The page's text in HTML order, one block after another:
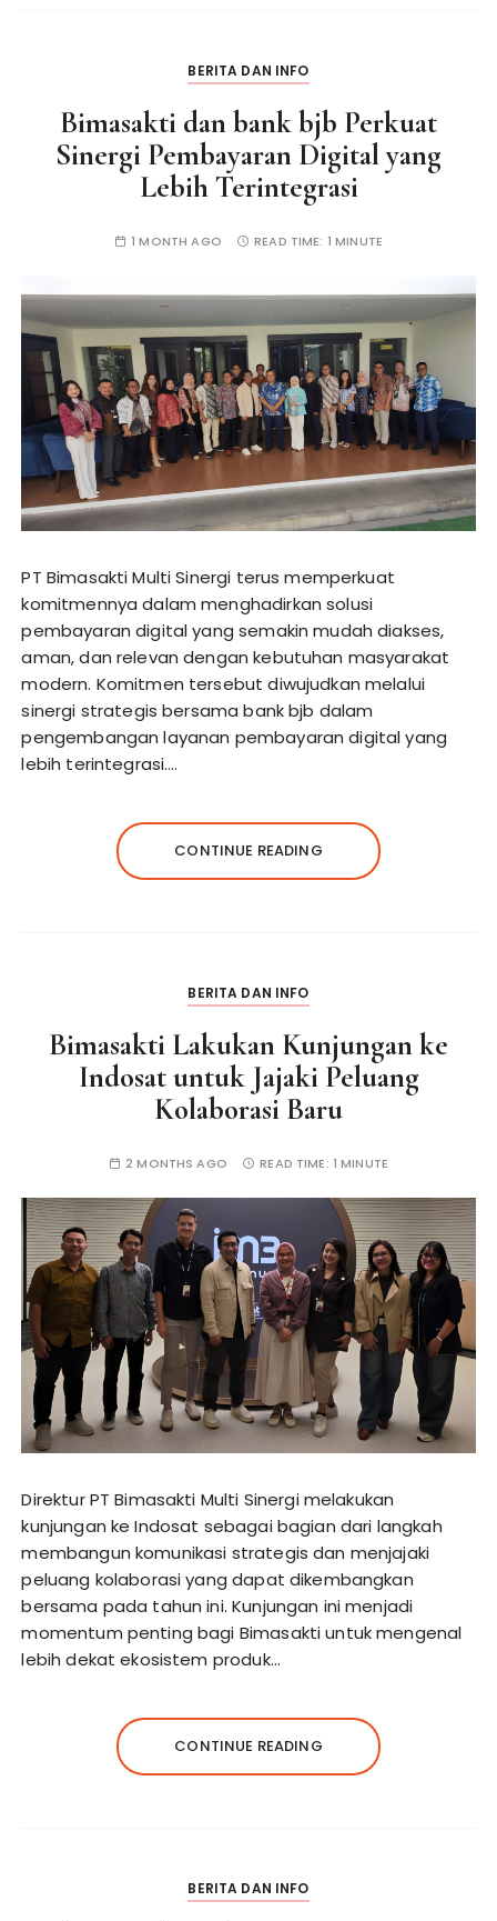
BERITA DAN INFO
Bimasakti dan bank bjb Perkuat
Sinergi Pembayaran Digital yang
Lebih Terintegrasi
1 MONTH AGO READ TIME: 1 MINUTE
PT Bimasakti Multi Sinergi terus memperkuat
komitmennya dalam menghadirkan solusi
pembayaran digital yang semakin mudah diakses,
aman, dan relevan dengan kebutuhan masyarakat
modern. Komitmen tersebut diwujudkan melalui
sinergi strategis bersama bank bjb dalam
pengembangan layanan pembayaran digital yang
lebih terintegrasi….
CONTINUE READING
BERITA DAN INFO
Bimasakti Lakukan Kunjungan ke
Indosat untuk Jajaki Peluang
Kolaborasi Baru
2 MONTHS AGO READ TIME: 1 MINUTE
Direktur PT Bimasakti Multi Sinergi melakukan
kunjungan ke Indosat sebagai bagian dari langkah
membangun komunikasi strategis dan menjajaki
peluang kolaborasi yang dapat dikembangkan
bersama pada tahun ini. Kunjungan ini menjadi
momentum penting bagi Bimasakti untuk mengenal
lebih dekat ekosistem produk…
CONTINUE READING
BERITA DAN INFO